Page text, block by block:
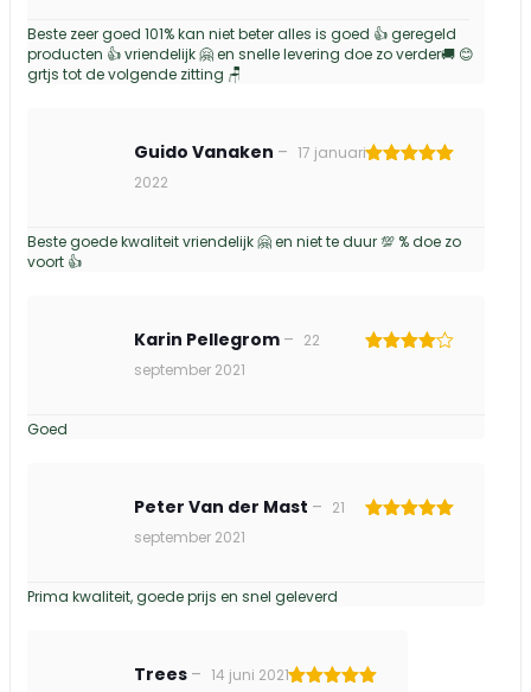
Beste zeer goed 101% kan niet beter alles is goed 👍 geregeld
producten 👍 vriendelijk 🤗 en snelle levering doe zo verder🚚 😊
grtjs tot de volgende zitting 🪑
Guido Vanaken – 17 januari
2022
Beste goede kwaliteit vriendelijk 🤗 en niet te duur 💯 % doe zo
voort 👍
Karin Pellegrom – 22
september 2021
Goed
Peter Van der Mast – 21
september 2021
Prima kwaliteit, goede prijs en snel geleverd
Trees – 14 juni 2021